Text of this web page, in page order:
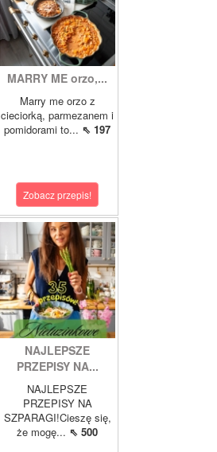
MARRY ME orzo,...
Marry me orzo z
cieciorką, parmezanem i
pomidorami to... ⇖ 197
Zobacz przepis!
NAJLEPSZE
PRZEPISY NA...
NAJLEPSZE
PRZEPISY NA
SZPARAGI!Cieszę się,
że mogę... ⇖ 500